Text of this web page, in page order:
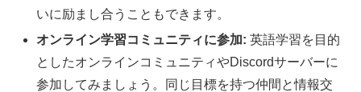
いに励まし合うこともできます。
オンライン学習コミュニティに参加: 英語学習を目的
としたオンラインコミュニティやDiscordサーバーに
参加してみましょう。同じ目標を持つ仲間と情報交